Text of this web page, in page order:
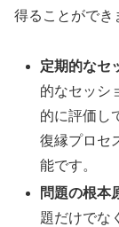
得ることができ
定期的なセ
的なセッシ
的に評価し
復縁プロセ
能です。
問題の根本
題だけでな